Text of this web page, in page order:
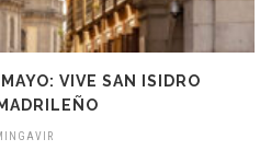
VIVE SAN ISIDRO